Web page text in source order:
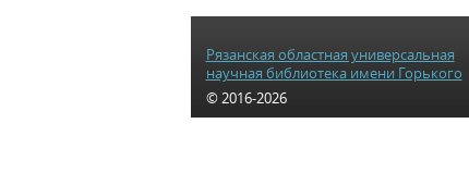
Рязанская областная универсальная
научная библиотека имени Горького
© 2016-2026